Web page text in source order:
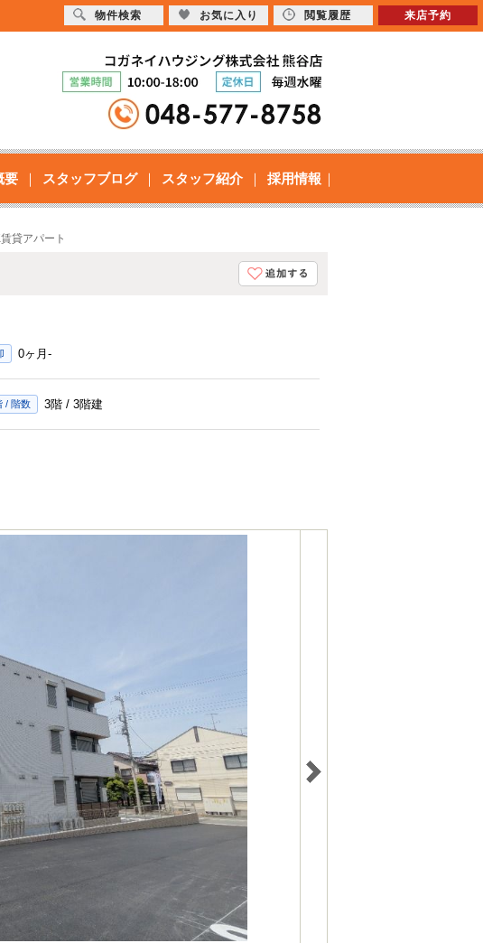
要 スタッフブログ スタッフ紹介 採用情報
貸アパート
0ヶ月-
/ 階数 3階 / 3階建
物件検索 お気に入り 閲覧履歴 来店予約